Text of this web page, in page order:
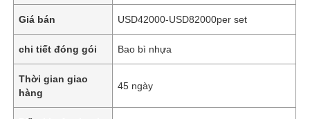
Giá bán USD42000-USD82000per set
chi tiết đóng gói Bao bì nhựa
Thời gian giao
hàng
45 ngày